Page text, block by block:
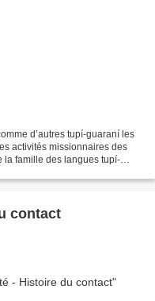
d’autres tupí-guaraní les
activités missionnaires des
la famille des langues tupí-
contact